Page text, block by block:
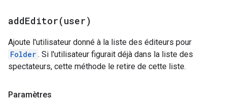
addEditor(user)
Ajoute l'utilisateur donné à la liste des éditeurs pour
Folder . Si l'utilisateur figurait déjà dans la liste des
spectateurs, cette méthode le retire de cette liste.
Paramètres